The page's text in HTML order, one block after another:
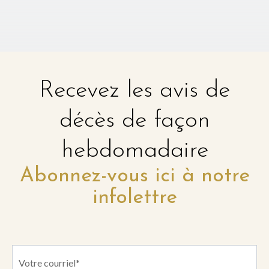
Recevez les avis de
décès de façon
hebdomadaire
Abonnez-vous ici à notre
infolettre